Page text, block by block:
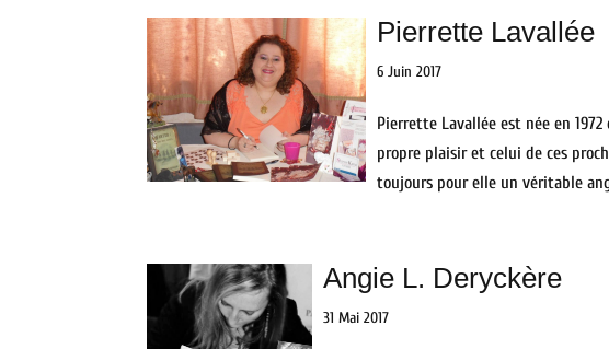
Pierrette Lavallée
6 Juin 2017
Pierrette Lavallée est née en
propre plaisir et celui de ces
toujours pour elle un véritable
Angie L. Deryckère
31 Mai 2017